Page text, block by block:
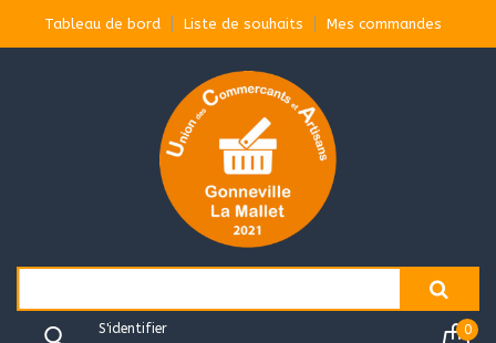
Tableau de bord Liste de souhaits Mes commandes
S'identifier 0